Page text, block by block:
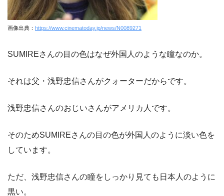
画像出典： https://www.cinematoday.jp/news/N0089271
SUMIREさんの目の色はなぜ外国人のような瞳なのか。
それは父・浅野忠信さんがクォーターだからです。
浅野忠信さんのおじいさんがアメリカ人です。
そのためSUMIREさんの目の色が外国人のように淡い色を
しています。
ただ、浅野忠信さんの瞳をしっかり見ても日本人のように
黒い。